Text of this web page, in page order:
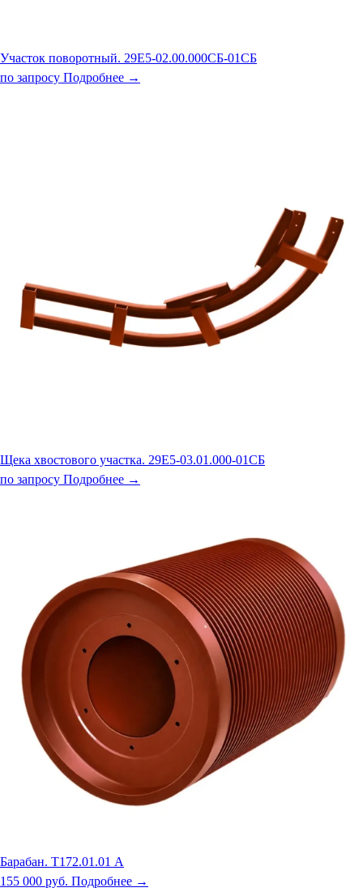
Участок поворотный. 29Е5-02.00.000СБ-01СБ
по запросу Подробнее →
Щека хвостового участка. 29Е5-03.01.000-01СБ
по запросу Подробнее →
Барабан. Т172.01.01 А
155 000 руб. Подробнее →